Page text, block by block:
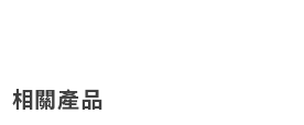
相關產品